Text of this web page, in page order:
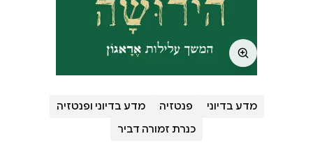
מדע בדיוני פנטזיה
מדע בדיוני ופנטזיה
כנרת זמורה דביר